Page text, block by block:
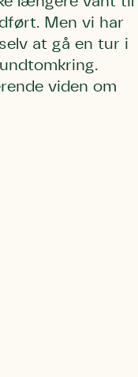
Men vi har
at gå en tur i
viden om